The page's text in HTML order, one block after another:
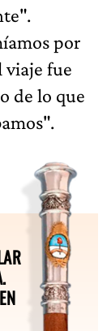
por
viaje fue
de lo que